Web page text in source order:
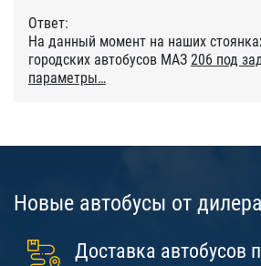
Ответ:
На данный момент на наших
городских автобусов МАЗ 206 под
параметры
Новые автобусы от дилера
Доставка автобусов